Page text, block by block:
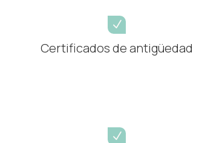
N
Certificados de antigüedad
N